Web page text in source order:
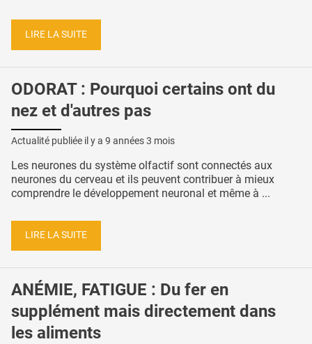
LIRE LA SUITE
ODORAT : Pourquoi certains ont du
nez et d'autres pas
Actualité publiée il y a 9 années 3 mois
Les neurones du système olfactif sont connectés aux
neurones du cerveau et ils peuvent contribuer à mieux
comprendre le développement neuronal et même à ...
LIRE LA SUITE
ANÉMIE, FATIGUE : Du fer en
supplément mais directement dans
les aliments